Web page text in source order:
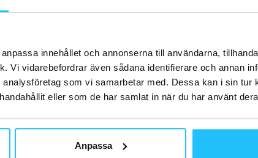
innehållet och annonserna till användarna,
Vi vidarebefordrar även sådana identifierare och annan
som vi samarbetar med. Dessa kan i sin tur
eller som de har samlat in när du har använt
Anpassa